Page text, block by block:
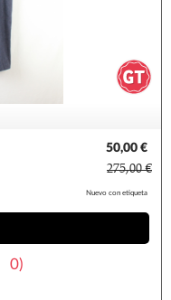
50,00 €
275,00 €
Nuevo con etiqueta
0)